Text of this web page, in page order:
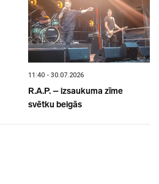
11:40 - 30.07.2026
R.A.P. – izsaukuma zīme
svētku beigās